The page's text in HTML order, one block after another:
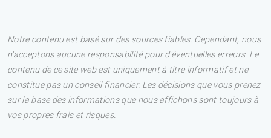
Notre contenu est basé sur des sources fiables. Cependant, nous
n'acceptons aucune responsabilité pour d'éventuelles erreurs. Le
contenu de ce site web est uniquement à titre informatif et ne
constitue pas un conseil financier. Les décisions que vous prenez
sur la base des informations que nous affichons sont toujours à
vos propres frais et risques.